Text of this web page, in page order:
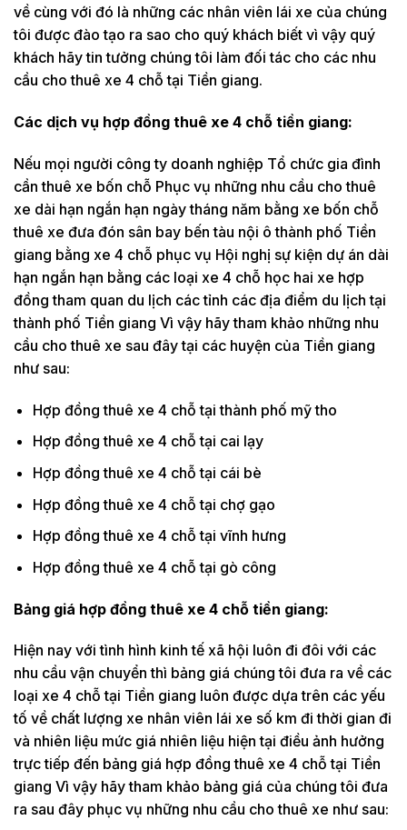
về cùng với đó là những các nhân viên lái xe của chúng
tôi được đào tạo ra sao cho quý khách biết vì vậy quý
khách hãy tin tưởng chúng tôi làm đối tác cho các nhu
cầu cho thuê xe 4 chỗ tại Tiền giang.
Các dịch vụ hợp đồng thuê xe 4 chỗ tiền giang:
Nếu mọi người công ty doanh nghiệp Tổ chức gia đình
cần thuê xe bốn chỗ Phục vụ những nhu cầu cho thuê
xe dài hạn ngắn hạn ngày tháng năm bằng xe bốn chỗ
thuê xe đưa đón sân bay bến tàu nội ô thành phố Tiền
giang bằng xe 4 chỗ phục vụ Hội nghị sự kiện dự án dài
hạn ngắn hạn bằng các loại xe 4 chỗ học hai xe hợp
đồng tham quan du lịch các tỉnh các địa điểm du lịch tại
thành phố Tiền giang Vì vậy hãy tham khảo những nhu
cầu cho thuê xe sau đây tại các huyện của Tiền giang
như sau:
Hợp đồng thuê xe 4 chỗ tại thành phố mỹ tho
Hợp đồng thuê xe 4 chỗ tại cai lạy
Hợp đồng thuê xe 4 chỗ tại cái bè
Hợp đồng thuê xe 4 chỗ tại chợ gạo
Hợp đồng thuê xe 4 chỗ tại vĩnh hưng
Hợp đồng thuê xe 4 chỗ tại gò công
Bảng giá hợp đồng thuê xe 4 chỗ tiền giang:
Hiện nay với tình hình kinh tế xã hội luôn đi đôi với các
nhu cầu vận chuyển thì bảng giá chúng tôi đưa ra về các
loại xe 4 chỗ tại Tiền giang luôn được dựa trên các yếu
tố về chất lượng xe nhân viên lái xe số km đi thời gian đi
và nhiên liệu mức giá nhiên liệu hiện tại điều ảnh hưởng
trực tiếp đến bảng giá hợp đồng thuê xe 4 chỗ tại Tiền
giang Vì vậy hãy tham khảo bảng giá của chúng tôi đưa
ra sau đây phục vụ những nhu cầu cho thuê xe như sau: